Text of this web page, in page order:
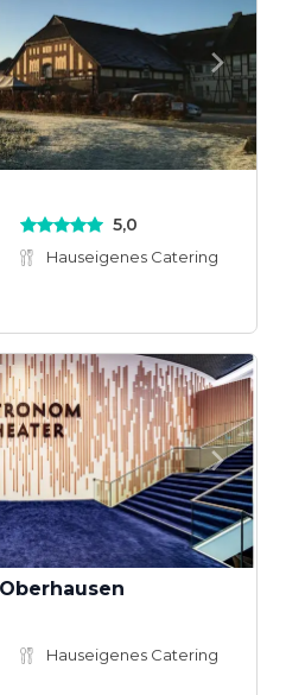
5,0
Hauseigenes Catering
Hauseigenes Catering